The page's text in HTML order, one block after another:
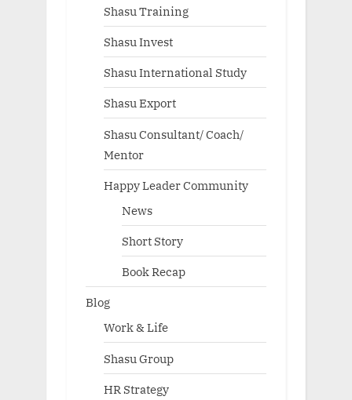
Shasu Training
Shasu Invest
Shasu International Study
Shasu Export
Shasu Consultant/ Coach/
Mentor
Happy Leader Community
News
Short Story
Book Recap
Blog
Work & Life
Shasu Group
HR Strategy